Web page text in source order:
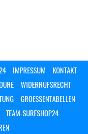
IMPRESSUM
KONTAKT
WIDERRUFSRECHT
GROESSENTABELLEN
TEAM-SURFSHOP24